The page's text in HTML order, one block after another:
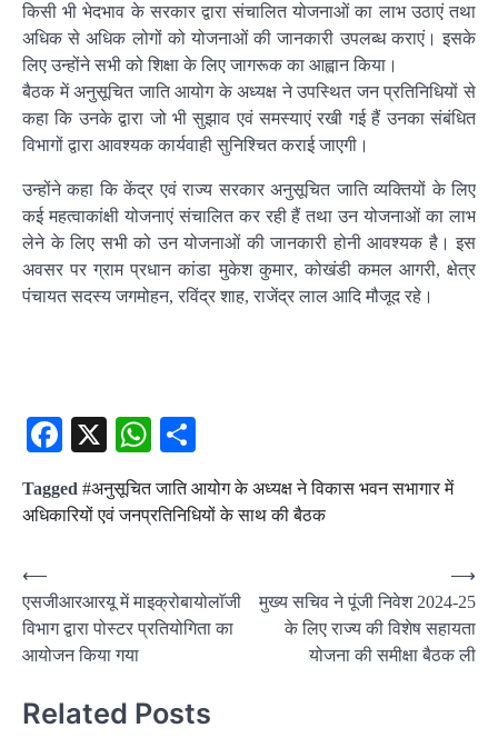
किसी भी भेदभाव के सरकार द्वारा संचालित योजनाओं का लाभ उठाएं तथा
अधिक से अधिक लोगों को योजनाओं की जानकारी उपलब्ध कराएं। इसके
लिए उन्होंने सभी को शिक्षा के लिए जागरूक का आह्वान किया।
बैठक में अनुसूचित जाति आयोग के अध्यक्ष ने उपस्थित जन प्रतिनिधियों से
कहा कि उनके द्वारा जो भी सुझाव एवं समस्याएं रखी गई हैं उनका संबंधित
विभागों द्वारा आवश्यक कार्यवाही सुनिश्चित कराई जाएगी।
उन्होंने कहा कि केंद्र एवं राज्य सरकार अनुसूचित जाति व्यक्तियों के लिए
कई महत्वाकांक्षी योजनाएं संचालित कर रही हैं तथा उन योजनाओं का लाभ
लेने के लिए सभी को उन योजनाओं की जानकारी होनी आवश्यक है। इस
अवसर पर ग्राम प्रधान कांडा मुकेश कुमार, कोखंडी कमल आगरी, क्षेत्र
पंचायत सदस्य जगमोहन, रविंद्र शाह, राजेंद्र लाल आदि मौजूद रहे।
Facebook
X WhatsApp
Tagged #अनुसूचित जाति आयोग के अध्यक्ष ने विकास भवन सभागार में
अधिकारियों एवं जनप्रतिनिधियों के साथ की बैठक
Post
navigation
⟵
एसजीआरआरयू में माइक्रोबायोलाॅजी
विभाग द्वारा पोस्टर प्रतियोगिता का
आयोजन किया गया
मुख्य सचिव ने पूंजी निवेश 2024-25
के लिए राज्य की विशेष सहायता
योजना की समीक्षा बैठक ली
⟶
Related Posts